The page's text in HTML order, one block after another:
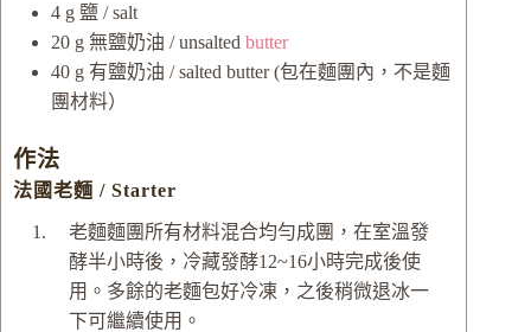
4 g 鹽 / salt
20 g 無鹽奶油 / unsalted butter
40 g 有鹽奶油 / salted butter(包在麵團內，不是麵
團材料）
作法
法國老麵 / Starter
老麵麵團所有材料混合均勻成團，在室溫發
酵半小時後，冷藏發酵12~16小時完成後使
用。多餘的老麵包好冷凍，之後稍微退冰一
下可繼續使用。